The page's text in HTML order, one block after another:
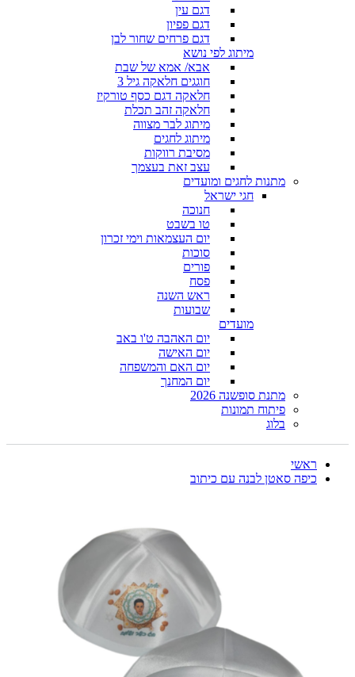
דגם עין
דגם פפיון
דגם פרחים שחור לבן
מיתוג לפי נושא
אבא/ אמא של שבת
חוגגים חלאקה גיל 3
חלאקה דגם כסף טורקיז
חלאקה זהב תכלת
מיתוג לבר מצווה
מיתוג לחגים
מסיבת רווקות
עצב זאת בעצמך
מתנות לחגים ומועדים
חגי ישראל
חנוכה
טו בשבט
יום העצמאות וימי זכרון
סוכות
פורים
פסח
ראש השנה
שבועות
מועדים
יום האהבה ט'ו באב
יום האישה
יום האם והמשפחה
יום המחנך
מתנת סופשנה 2026
פיתוח תמונות
בלוג
ראשי
כיפה סאטן לבנה עם כיתוב